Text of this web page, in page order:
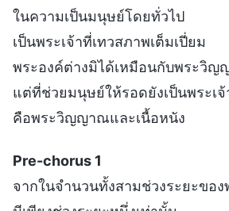
ในความเป็นมนุษย์โดยทั่วไป
เป็นพระเจ้าที่เทวสภาพเต็มเปี่ยม
พระองค์ต่างมิได้เหมือนกับพระวิญ
แต่ที่ช่วยมนุษย์ให้รอดยังเป็นพระเจ้
คือพระวิญญาณและเนื้อหนัง
Pre-chorus 1
จากในจำนวนทั้งสามช่วงระยะขอ